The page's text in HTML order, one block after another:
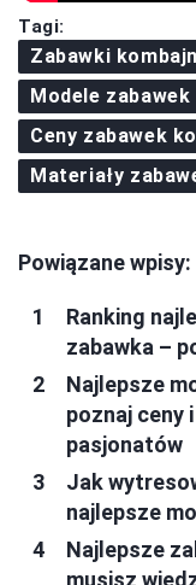
Tagi:
Zabawki
Modele
Ceny zabawek
Materiały
Powiązane wpisy:
Ranking
zabawka –
Najlepsze
poznaj ceny
pasjonatów
Jak
najlepsze
Najlepsze
musisz